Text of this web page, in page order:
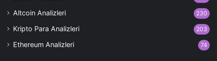
Altcoin Analizleri 230
Kripto Para Analizleri 203
Ethereum Analizleri 74